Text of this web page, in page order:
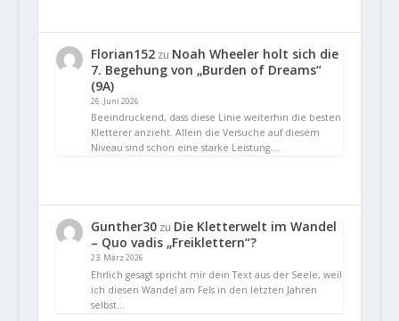
Florian152zu Noah Wheeler holt sich die
7. Begehung von „Burden of Dreams“
(9A)
26. Juni 2026
Beeindruckend, dass diese Linie weiterhin die besten
Kletterer anzieht. Allein die Versuche auf diesem
Niveau sind schon eine starke Leistung.…
Gunther30zu Die Kletterwelt im Wandel
– Quo vadis „Freiklettern“?
23. März 2026
Ehrlich gesagt spricht mir dein Text aus der Seele, weil
ich diesen Wandel am Fels in den letzten Jahren
selbst…